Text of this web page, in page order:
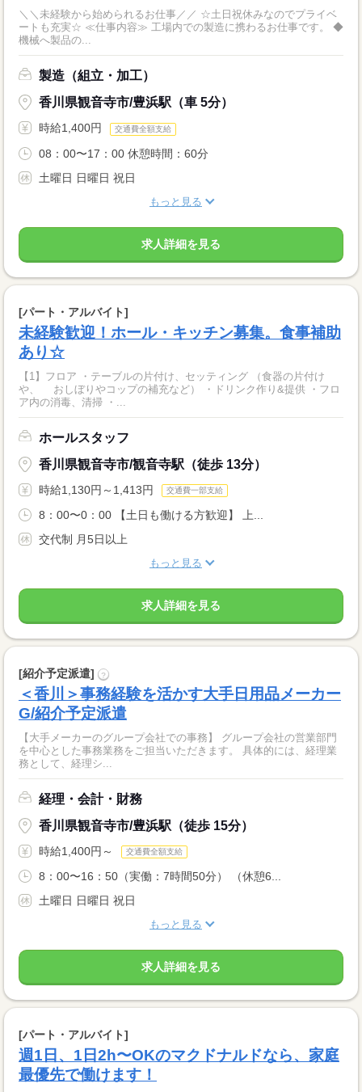
＼＼未経験から始められるお仕事／／ ☆土日祝休みなのでプライベ
ートも充実☆ ≪仕事内容≫ 工場内での製造に携わるお仕事です。 ◆
機械へ製品の...
製造（組立・加工）
香川県観音寺市/豊浜駅（車 5分）
時給1,400円 交通費全額支給
08：00〜17：00 休憩時間：60分
土曜日 日曜日 祝日
もっと見る
求人詳細を見る
[パート・アルバイト]
未経験歓迎！ホール・キッチン募集。食事補助
あり☆
【1】フロア ・テーブルの片付け、セッティング （食器の片付け
や、 おしぼりやコップの補充など） ・ドリンク作り&提供 ・フロ
ア内の消毒、清掃 ・...
ホールスタッフ
香川県観音寺市/観音寺駅（徒歩 13分）
時給1,130円～1,413円 交通費一部支給
8：00〜0：00 【土日も働ける方歓迎】 上...
交代制 月5日以上
もっと見る
求人詳細を見る
[紹介予定派遣] ?
＜香川＞事務経験を活かす大手日用品メーカー
G/紹介予定派遣
【大手メーカーのグループ会社での事務】 グループ会社の営業部門
を中心とした事務業務をご担当いただきます。 具体的には、経理業
務として、経理シ...
経理・会計・財務
香川県観音寺市/豊浜駅（徒歩 15分）
時給1,400円～ 交通費全額支給
8：00〜16：50（実働：7時間50分） （休憩6...
土曜日 日曜日 祝日
もっと見る
求人詳細を見る
[パート・アルバイト]
週1日、1日2h〜OKのマクドナルドなら、家庭
最優先で働けます！